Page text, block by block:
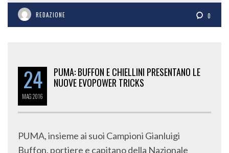
REDAZIONE 0
24
MAG2016
PUMA: BUFFON E CHIELLINI PRESENTANO LE
NUOVE EVOPOWER TRICKS
PUMA, insieme ai suoi Campioni Gianluigi
Buffon, portiere e capitano della Nazionale